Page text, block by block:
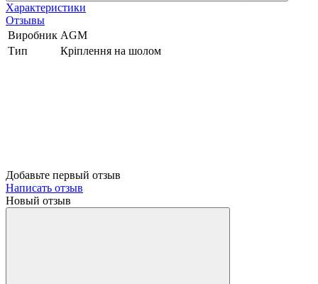
Характеристики
Отзывы
Виробник AGM
Тип
Кріплення на шолом
Добавьте первый отзыв
Написать отзыв
Новый отзыв